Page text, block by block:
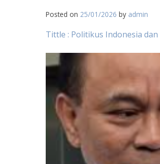
Posted on 25/01/2026 by admin
Tittle : Politikus Indonesia